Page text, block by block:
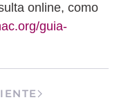
online, como
guia-